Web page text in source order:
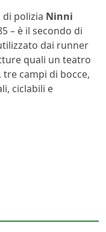
polizia Ninni
– è il secondo di
dai runner
quali un teatro
campi di bocce,
ciclabili e